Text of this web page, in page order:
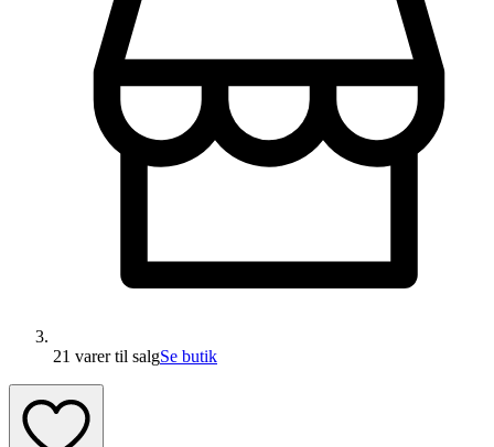
21 varertil salgSe butik